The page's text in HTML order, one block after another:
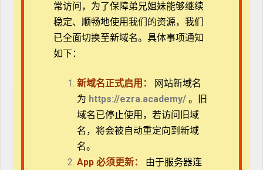
概述
教师 评论
* 登录后在页面上点击“开始学习”按钮免费选课，未注
常访问， 为了保障弟兄姐妹能够继续
稳定、顺畅地使用我们的资源，我们
已全面切换至新域名。具体事项通知
如下：
新域名正式启用：
网站新域名
为 https://ezra.academy/ 。旧
域名已停止使用，若访问旧域
名，将会被自动重定向到新域
名。
App必须更新：
由于服务器连